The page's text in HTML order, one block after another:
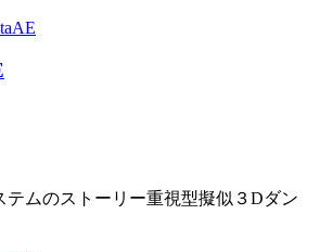
テムのストーリー重視型擬似３Dダン